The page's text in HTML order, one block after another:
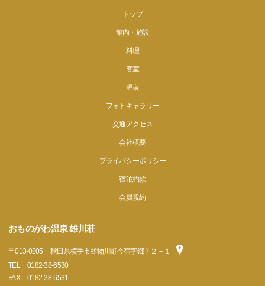
トップ
館内・施設
料理
客室
温泉
フォトギャラリー
交通アクセス
会社概要
プライバシーポリシー
宿泊約款
会員規約
おものがわ温泉 雄川荘
〒013-0205
秋田県横手市雄物川町今宿字郷７２－１
TEL
0182-38-6530
FAX
0182-38-6531